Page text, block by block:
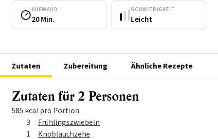
AUFWAND
20 Min.
SCHWIERIGKEIT
Leicht
Zutaten Zubereitung Ähnliche Rezepte
Zutaten für 2 Personen
585 kcal pro Portion
Menge
Zutat
3
Frühlingszwiebeln
1
Knoblauchzehe